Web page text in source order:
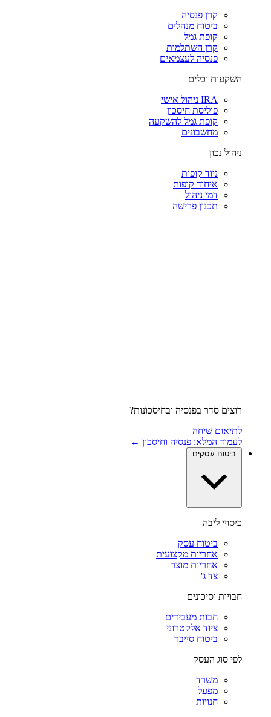
קרן פנסיה
ביטוח מנהלים
קופת גמל
קרן השתלמות
פנסיה לעצמאים
השקעות וכלים
IRA ניהול אישי
פוליסת חיסכון
קופת גמל להשקעה
מחשבונים
ניהול נכון
ניוד קופות
איחוד קופות
דמי ניהול
תכנון פרישה
רוצים סדר בפנסיה ובחיסכונות?
לתיאום שיחה
לעמוד המלא: פנסיה וחיסכון ←
ביטוח עסקים
כיסויי ליבה
ביטוח עסק
אחריות מקצועית
אחריות מוצר
צד ג'
חבויות וסיכונים
חבות מעבידים
ציוד אלקטרוני
ביטוח סייבר
לפי סוג העסק
משרד
מפעל
חנויות